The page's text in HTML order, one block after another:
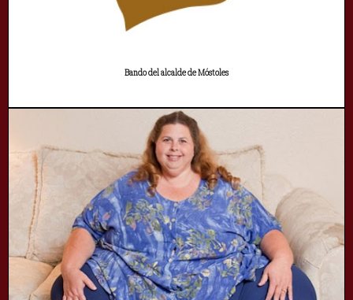
Bando del alcalde de Móstoles